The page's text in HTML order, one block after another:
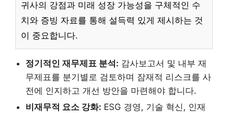
귀사의 강점과 미래 성장 가능성을 구체적인 수
치와 증빙 자료를 통해 설득력 있게 제시하는 것
이 중요합니다.
정기적인 재무제표 분석: 감사보고서 및 내부 재
무제표를 분기별로 검토하며 잠재적 리스크를 사
전에 인지하고 개선 방안을 마련해야 합니다.
비재무적 요소 강화: ESG 경영, 기술 혁신, 인재